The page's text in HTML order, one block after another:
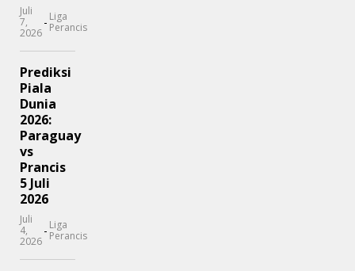
Juli
7,
2026
- Liga
Perancis
Prediksi
Piala
Dunia
2026:
Paraguay
vs
Prancis
5 Juli
2026
Juli
4,
2026
- Liga
Perancis